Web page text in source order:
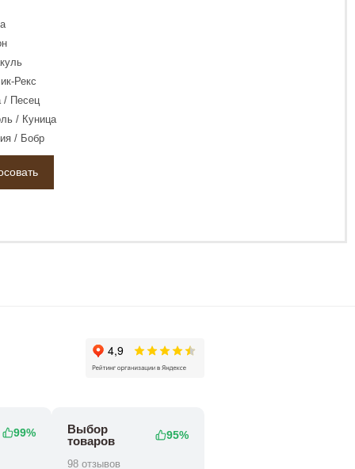
Рекс
/ Песец
/ Куница
/ Бобр
99%
Выбор
товаров
95%
98 отзывов